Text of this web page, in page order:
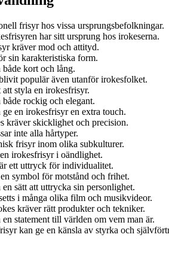
frisyr hos vissa ursprungsbefolkningar.
har sitt ursprung hos irokeserna.
kräver mod och attityd.
sin karakteristiska form.
kort och lång.
populär även utanför irokesfolket.
styla en irokesfrisyr.
rockig och elegant.
en irokesfrisyr en extra touch.
kräver skicklighet och precision.
inte alla hårtyper.
frisyr inom olika subkulturer.
irokesfrisyr i oändlighet.
ett uttryck för individualitet.
symbol för motstånd och frihet.
sätt att uttrycka sin personlighet.
i många olika film och musikvideor.
kräver rätt produkter och tekniker.
statement till världen om vem man är.
kan ge en känsla av styrka och